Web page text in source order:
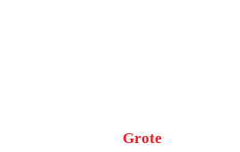
Grote